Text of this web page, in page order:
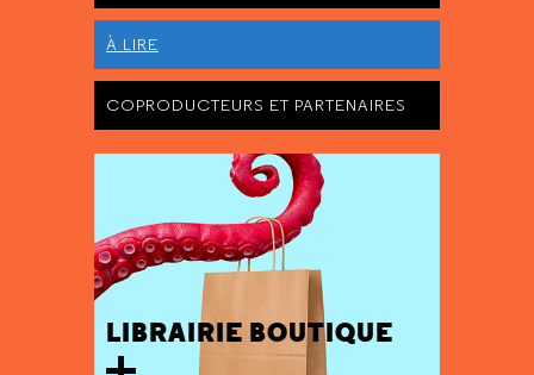
À LIRE
COPRODUCTEURS ET PARTENAIRES
LIBRAIRIE BOUTIQUE